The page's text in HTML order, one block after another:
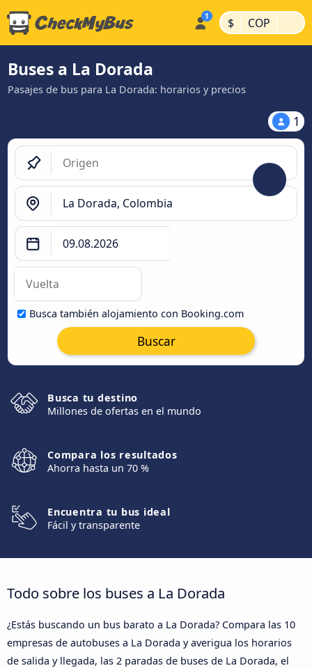
$ | COP |
Buses a La Dorada
Pasajes de bus para La Dorada: horarios y precios
1
Busca también alojamiento con Booking.com
Buscar
Busca tu destino
Millones de ofertas en el mundo
Compara los resultados
Ahorra hasta un 70 %
Encuentra tu bus ideal
Fácil y transparente
Todo sobre los buses a La Dorada
¿Estás buscando un bus barato a La Dorada? Compara las 10
empresas de autobuses a La Dorada y averigua los horarios
de salida y llegada, las 2 paradas de buses de La Dorada, el